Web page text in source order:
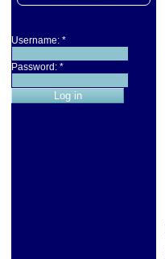
Username: *
Password: *